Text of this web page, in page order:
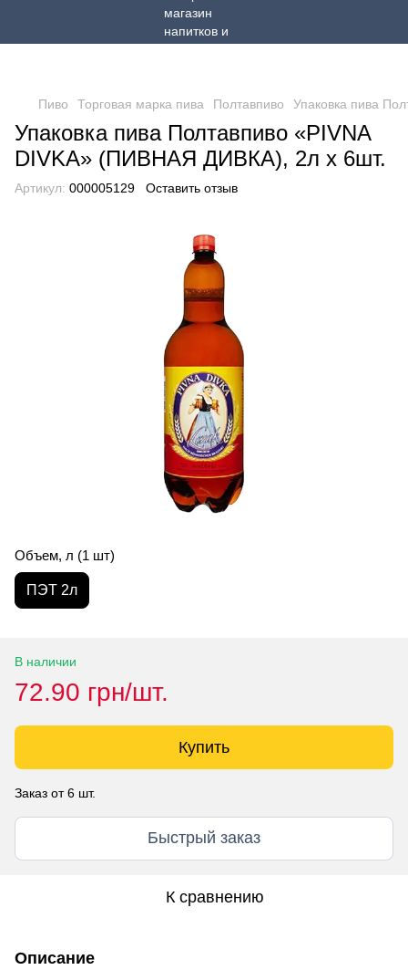
Пиво Торговая марка пива Полтавпиво Упаковка пива
Упаковка пива Полтавпиво «PIVNA
DIVKA» (ПИВНАЯ ДИВКА), 2л х 6шт.
Артикул: 000005129 Оставить отзыв
Объем, л (1 шт)
ПЭТ 2л
В наличии
72.90 грн/шт.
Купить
Заказ от 6 шт.
Быстрый заказ
К сравнению
Описание